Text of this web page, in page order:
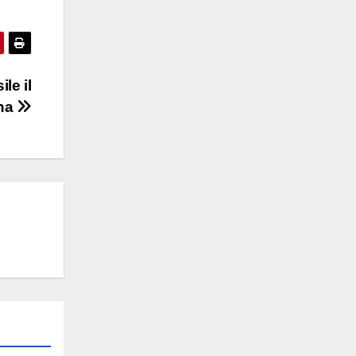
il